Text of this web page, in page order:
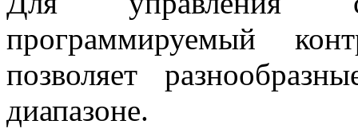
программируемый
позволяет
диапазоне.